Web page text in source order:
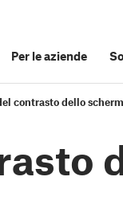
Per le aziende
contrasto dello